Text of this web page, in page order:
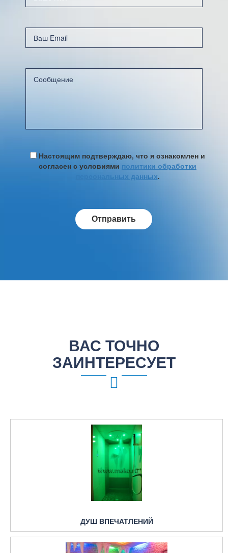
Настоящим подтверждаю, что я ознакомлен и
согласен с условиями политики обработки
персональных данных.
ВАС ТОЧНО
ЗАИНТЕРЕСУЕТ
ДУШ ВПЕЧАТЛЕНИЙ